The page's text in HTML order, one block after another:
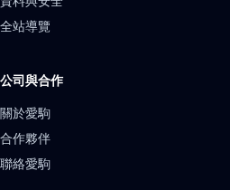
全站導覽
公司與合作
關於愛駒
合作夥伴
聯絡愛駒